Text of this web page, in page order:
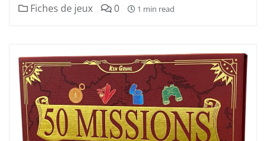
Fiches de jeux 0 1 min read